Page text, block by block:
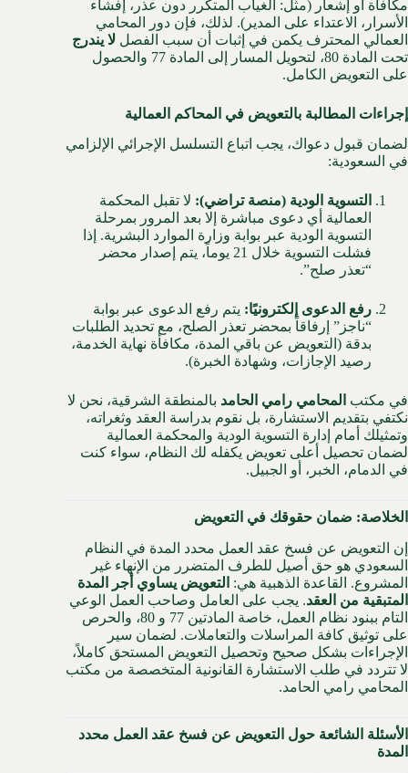
مكافأة أو إشعار (مثل: الغياب المتكرر دون عذر، إفشاء
الأسرار، الاعتداء على المدير). لذلك، فإن دور المحامي
العمالي المحترف يكمن في إثبات أن سبب الفصل لا يندرج
تحت المادة 80، لتحويل المسار إلى المادة 77 والحصول
على التعويض الكامل.
إجراءات المطالبة بالتعويض في المحاكم العمالية
لضمان قبول دعواك، يجب اتباع التسلسل الإجرائي الإلزامي
في السعودية:
التسوية الودية (منصة تراضي): لا تقبل المحكمة
العمالية أي دعوى مباشرة إلا بعد المرور بمرحلة
التسوية الودية عبر بوابة وزارة الموارد البشرية. إذا
فشلت التسوية خلال 21 يوماً، يتم إصدار محضر
“تعذر صلح”.
رفع الدعوى إلكترونيًا: يتم رفع الدعوى عبر بوابة
“ناجز” إرفاقاً بمحضر تعذر الصلح، مع تحديد الطلبات
بدقة (التعويض عن باقي المدة، مكافأة نهاية الخدمة،
رصيد الإجازات، وشهادة الخبرة).
في مكتب المحامي رامي الحامد بالمنطقة الشرقية، نحن لا
نكتفي بتقديم الاستشارة، بل نقوم بدراسة العقد وثغراته،
وتمثيلك أمام إدارة التسوية الودية والمحكمة العمالية
لضمان تحصيل أعلى تعويض يكفله لك النظام، سواء كنت
في الدمام، الخبر، أو الجبيل.
الخلاصة: ضمان حقوقك في التعويض
إن التعويض عن فسخ عقد العمل محدد المدة في النظام
السعودي هو حق أصيل للطرف المتضرر من الإنهاء غير
المشروع. القاعدة الذهبية هي: التعويض يساوي أجر المدة
المتبقية من العقد. يجب على العامل وصاحب العمل الوعي
التام ببنود نظام العمل، خاصة المادتين 77 و 80، والحرص
على توثيق كافة المراسلات والتعاملات. لضمان سير
الإجراءات بشكل صحيح وتحصيل التعويض المستحق كاملاً،
لا تتردد في طلب الاستشارة القانونية المتخصصة من مكتب
المحامي رامي الحامد.
الأسئلة الشائعة حول التعويض عن فسخ عقد العمل محدد
المدة